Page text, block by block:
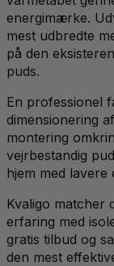
energimærke.
mest udbredte
på den
puds.
En professionel
dimensionering
montering
vejrbestandig
hjem med lavere
Kvaligo matcher
erfaring med
gratis tilbud og
den mest